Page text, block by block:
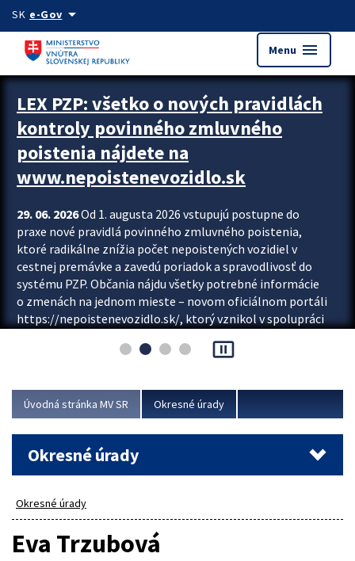
Preskocit na hlavný obsah
SK e-Govarrow_drop_down
Menu menu
Zastavit automatický posun upútavok
LEX PZP: všetko o nových pravidlách
kontroly povinného zmluvného
poistenia nájdete na
www.nepoistenevozidlo.sk
29. 06. 2026Od 1. augusta 2026 vstupujú postupne do
praxe nové pravidlá povinného zmluvného poistenia,
ktoré radikálne znížia počet nepoistených vozidiel v
cestnej premávke a zavedú poriadok a spravodlivosť do
systému PZP. Občania nájdu všetky potrebné informácie
o zmenách na jednom mieste – novom oficiálnom portáli
https://nepoistenevozidlo.sk/, ktorý vznikol v spolupráci
asociácie poisťovní (SLASPO) a Ministerstva vnútra SR.
Viac
pause_presentation
Úvodná stránka MV SR Okresné úrady
Okresné úrady
Okresné úrady
Eva Trzubová